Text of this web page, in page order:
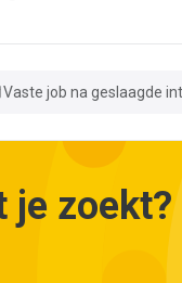
je nog vragen hebt,
Vaste job na geslaagde
je zoekt?